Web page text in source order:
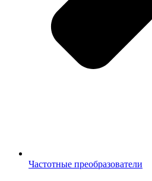
Частотные преобразователи